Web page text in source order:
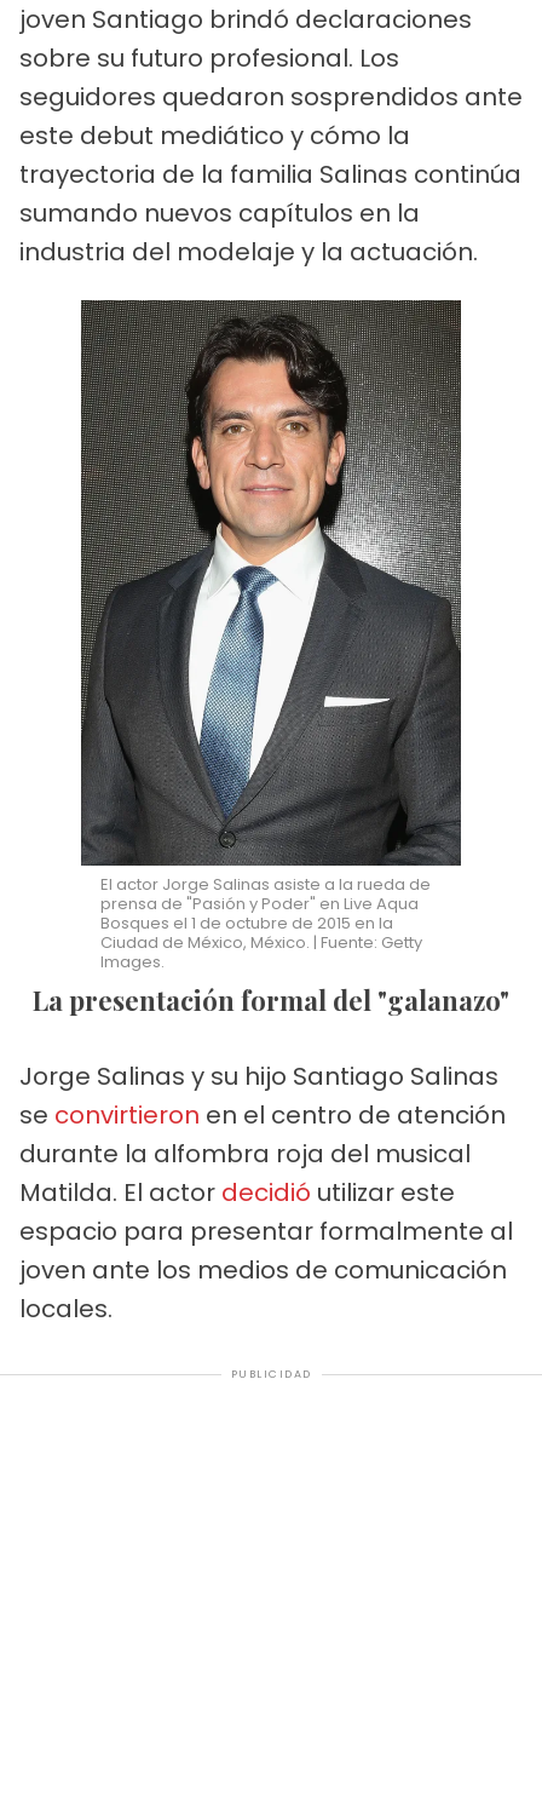
joven Santiago brindó declaraciones
sobre su futuro profesional. Los
seguidores quedaron sosprendidos ante
este debut mediático y cómo la
trayectoria de la familia Salinas continúa
sumando nuevos capítulos en la
industria del modelaje y la actuación.
El actor Jorge Salinas asiste a la rueda de
prensa de "Pasión y Poder" en Live Aqua
Bosques el 1 de octubre de 2015 en la
Ciudad de México, México. | Fuente: Getty
Images.
La presentación formal del "galanazo"
Jorge Salinas y su hijo Santiago Salinas
se convirtieron en el centro de atención
durante la alfombra roja del musical
Matilda. El actor decidió utilizar este
espacio para presentar formalmente al
joven ante los medios de comunicación
locales.
PUBLICIDAD